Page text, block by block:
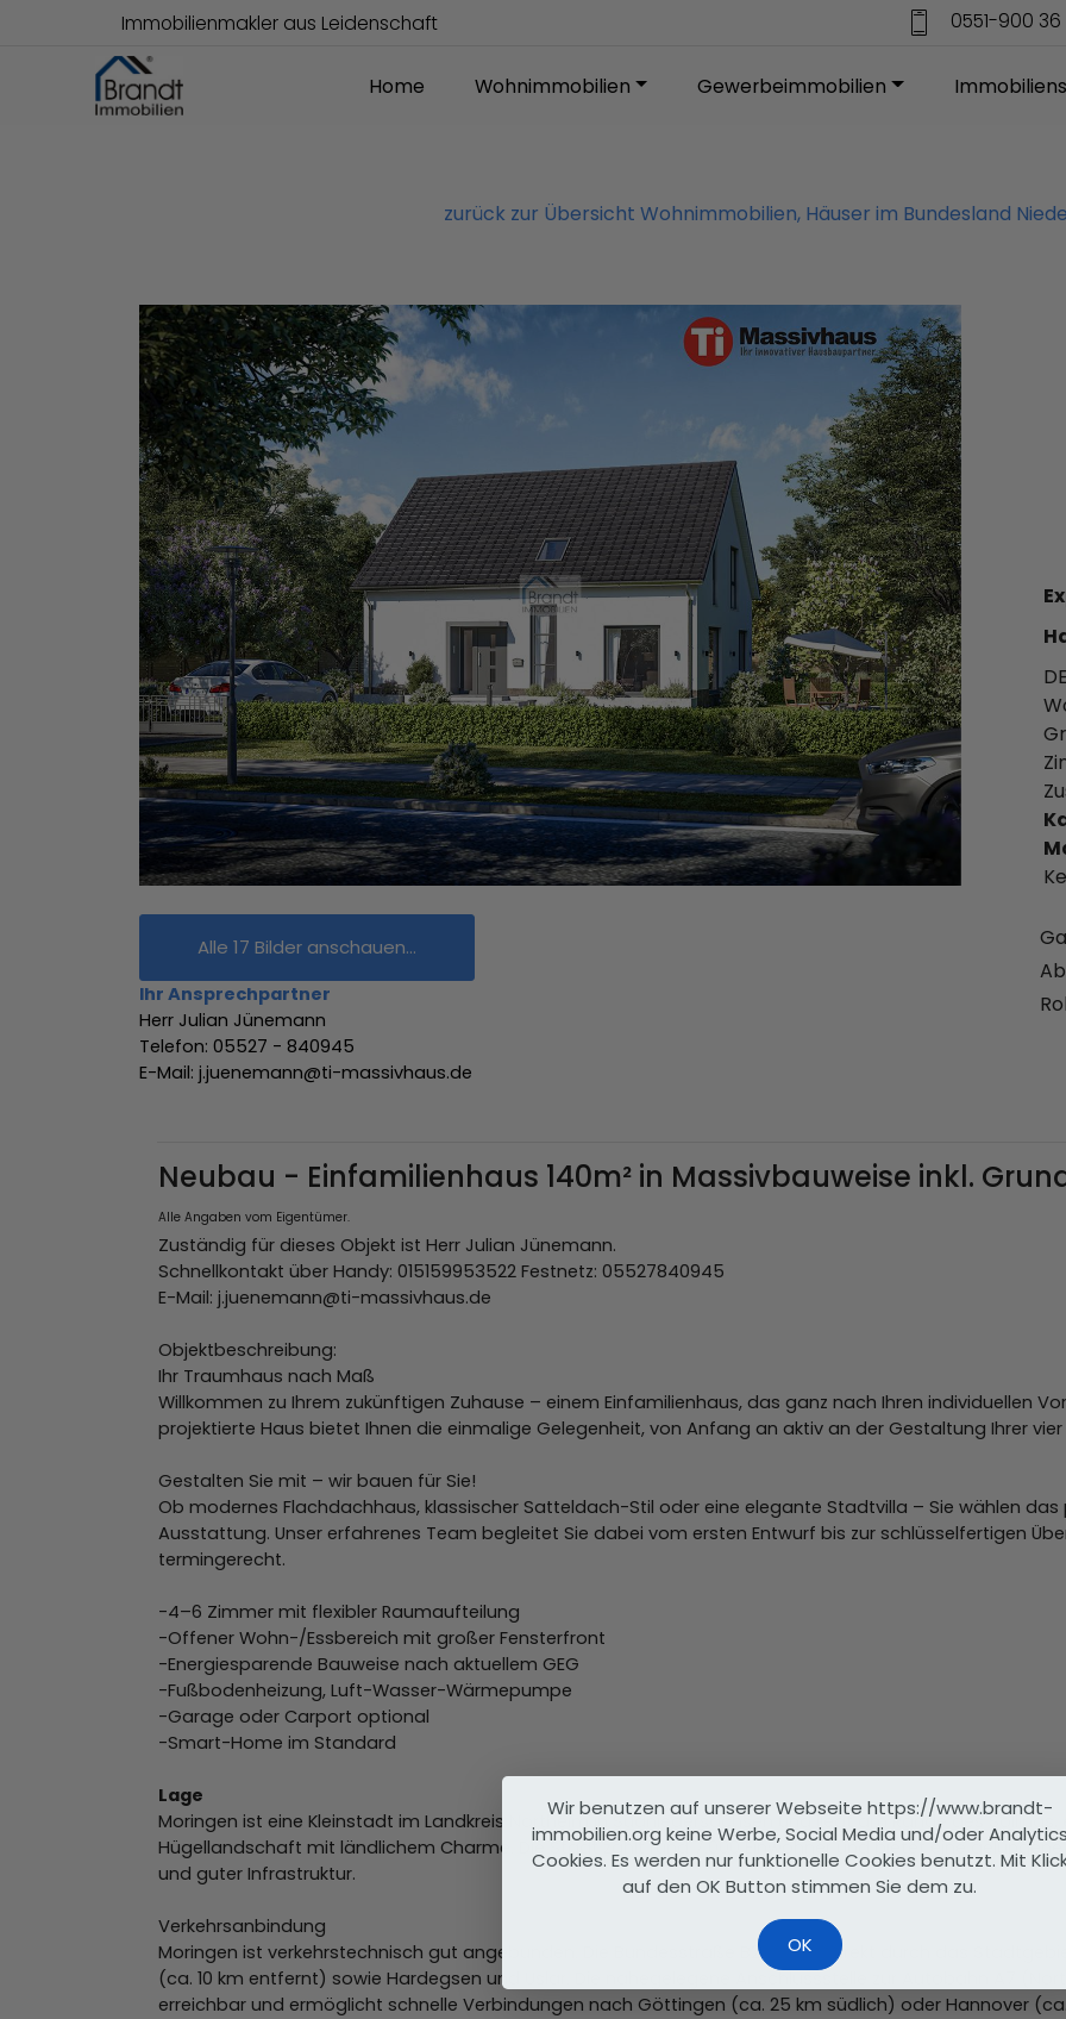
Immobilienmakler aus Leidenschaft 0551-900 36
Home Wohnimmobilien Gewerbeimmobilien
zurück zur Übersicht Wohnimmobilien, Häuser im Bundesland
Alle 17 Bilder anschauen...
Ihr Ansprechpartner
Herr Julian Jünemann
Telefon: 05527 - 840945
E-Mail: j.juenemann@ti-massivhaus.de
Neubau - Einfamilienhaus 140m² in Massivbauweise inkl.
Alle Angaben vom Eigentümer.
Zuständig für dieses Objekt ist Herr Julian Jünemann.
Schnellkontakt über Handy: 015159953522 Festnetz: 05527840945
E-Mail: j.juenemann@ti-massivhaus.de
Objektbeschreibung:
Ihr Traumhaus nach Maß
Willkommen zu Ihrem zukünftigen Zuhause – einem Einfamilienhaus, das ganz nach Ihren individuellen
projektierte Haus bietet Ihnen die einmalige Gelegenheit, von Anfang an aktiv an der Gestaltung Ihrer
Gestalten Sie mit – wir bauen für Sie!
Ob modernes Flachdachhaus, klassischer Satteldach-Stil oder eine elegante Stadtvilla – Sie wählen das
Ausstattung. Unser erfahrenes Team begleitet Sie dabei vom ersten Entwurf bis zur schlüsselfertigen
termingerecht.
-4–6 Zimmer mit flexibler Raumaufteilung
-Offener Wohn-/Essbereich mit großer Fensterfront
-Energiesparende Bauweise nach aktuellem GEG
-Fußbodenheizung, Luft-Wasser-Wärmepumpe
-Garage oder Carport optional
-Smart-Home im Standard
Lage
Moringen ist eine Kleinstadt im Landkreis Northeim in Südniedersachsen und liegt am Rande des
Hügellandschaft mit ländlichem Charme. Die Stadt zählt rund 7.000 Einwohner und bietet eine
und guter Infrastruktur.
Verkehrsanbindung
Moringen ist verkehrstechnisch gut angebunden. Die Bundesstraße B241 führt direkt durch das
(ca. 10 km entfernt) sowie Hardegsen und Uslar. Die nahegelegene Anschlussstelle zur Autobahn A7
erreichbar und ermöglicht schnelle Verbindungen nach Göttingen (ca. 25 km südlich) oder Hannover
Wir benutzen auf unserer Webseite https://www.brandt-
immobilien.org keine Werbe, Social Media und/oder Analytics
Cookies. Es werden nur funktionelle Cookies benutzt. Mit
auf den OK Button stimmen Sie dem zu.
OK